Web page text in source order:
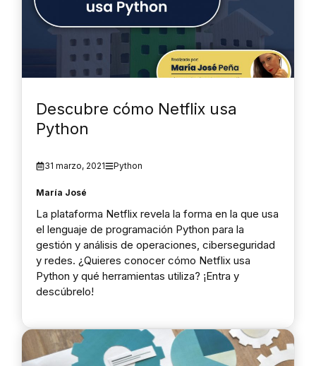
Descubre cómo Netflix usa
Python
31 marzo, 2021 Python
María José
La plataforma Netflix revela la forma en la que usa
el lenguaje de programación Python para la
gestión y análisis de operaciones, ciberseguridad
y redes. ¿Quieres conocer cómo Netflix usa
Python y qué herramientas utiliza? ¡Entra y
descúbrelo!